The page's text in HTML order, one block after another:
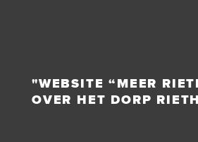
"WEBSITE “MEER
OVER HET DORP